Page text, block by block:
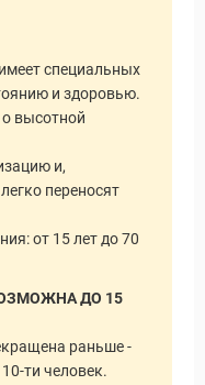
специальных
и здоровью.
о высотной
и,
переносят
от 15 лет до 70
ДО 15
раньше -
ти человек.